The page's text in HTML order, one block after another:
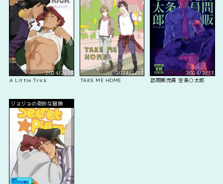
2024/2/13
A Little Trick
2024/2/13
TAKE ME HOME
2024/2/13
訪問販売員 空条○太郎
ジョジョの奇妙な冒険